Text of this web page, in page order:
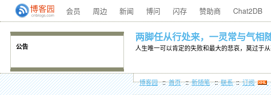
会员 周边 新闻 博问 闪存 赞助商 Chat2DB
两脚任从行处来，一灵常与气相
人生唯一可以肯定的失败和最大的悲哀，莫过于
博客园::首页::新随笔::联系::订阅
公告